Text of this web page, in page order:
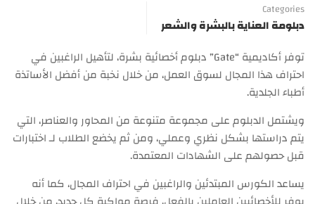
Categories
دبلومة العناية بالبشرة والشعر
توفر أكاديمية “Gate” دبلوم أخصائية بشرة، لتأهيل الراغبين في
احتراف هذا المجال لسوق العمل، من خلال نخبة من أفضل الأساتذة
أطباء الجلدية.
ويشتمل الدبلوم على مجموعة متنوعة من المحاور والعناصر، التي
يتم دراستها بشكل نظري وعملي، ومن ثم يخضع الطلاب لـ اختبارات
قبل حصولهم على الشهادات المعتمدة.
يساعد الكورس المبتدئين والراغبين في احتراف المجال، كما أنه